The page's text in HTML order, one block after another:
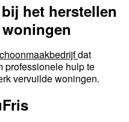
het herstellen
dat
professionele hulp te
vervuilde woningen.